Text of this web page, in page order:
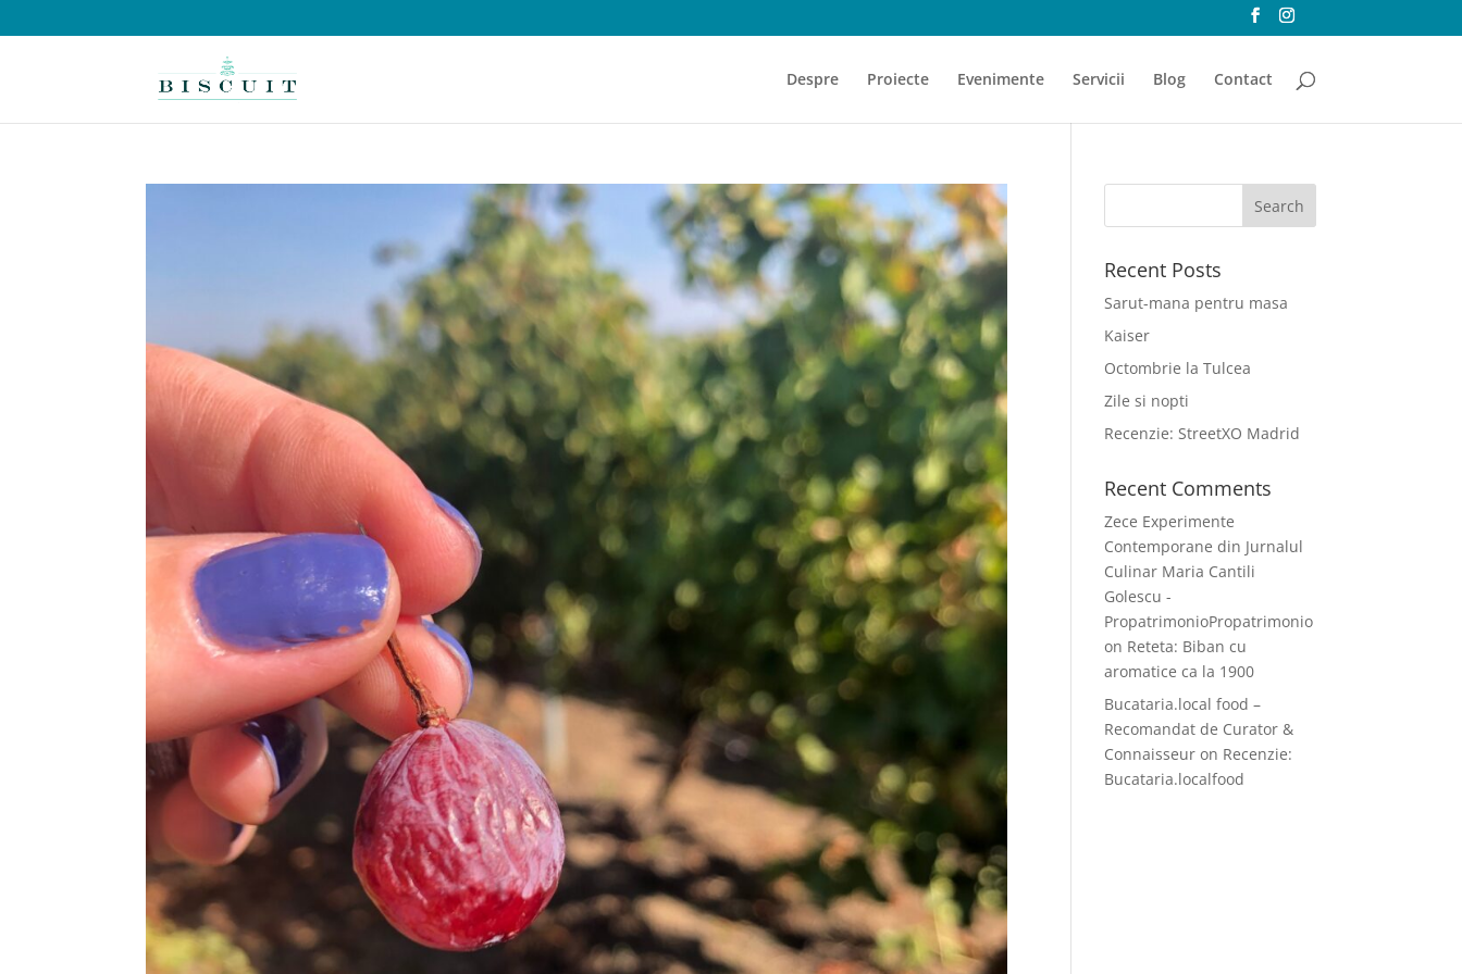
Despre Proiecte Evenimente Servicii Blog Contact
Recent Posts
Sarut-mana pentru masa
Kaiser
Octombrie la Tulcea
Zile si nopti
Recenzie: StreetXO Madrid
Recent Comments
Zece Experimente
Contemporane din Jurnalul
Culinar Maria Cantili
Golescu -
PropatrimonioPropatrimonio
on Reteta: Biban cu
aromatice ca la 1900
Bucataria.local food –
Recomandat de Curator &
Connaisseur on Recenzie:
Bucataria.localfood